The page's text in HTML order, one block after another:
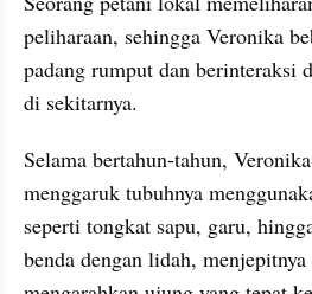
peliharaan, sehingga Veronika
padang rumput dan berinteraksi
di sekitarnya.
Selama bertahun-tahun,
menggaruk tubuhnya
seperti tongkat sapu, garu,
benda dengan lidah,